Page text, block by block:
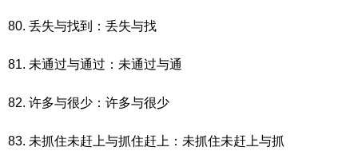
80. 丢失与找到：丢失与找
81. 未通过与通过：未通过与通
82. 许多与很少：许多与很少
83. 未抓住未赶上与抓住赶上：未抓住未赶上与抓